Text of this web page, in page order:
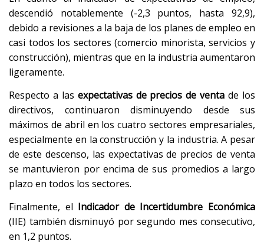
descendió notablemente (-2,3 puntos, hasta 92,9),
debido a revisiones a la baja de los planes de empleo en
casi todos los sectores (comercio minorista, servicios y
construcción), mientras que en la industria aumentaron
ligeramente.
Respecto a las expectativas de precios de venta de los
directivos, continuaron disminuyendo desde sus
máximos de abril en los cuatro sectores empresariales,
especialmente en la construcción y la industria. A pesar
de este descenso, las expectativas de precios de venta
se mantuvieron por encima de sus promedios a largo
plazo en todos los sectores.
Finalmente, el Indicador de Incertidumbre Económica
(IIE) también disminuyó por segundo mes consecutivo,
en 1,2 puntos.